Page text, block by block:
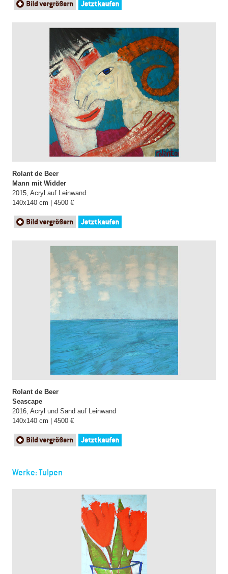
Rolant de Beer
Mann mit Widder
2015, Acryl auf Leinwand
140x140 cm | 4500 €
Rolant de Beer
Seascape
2016, Acryl und Sand auf Leinwand
140x140 cm | 4500 €
Werke: Tulpen